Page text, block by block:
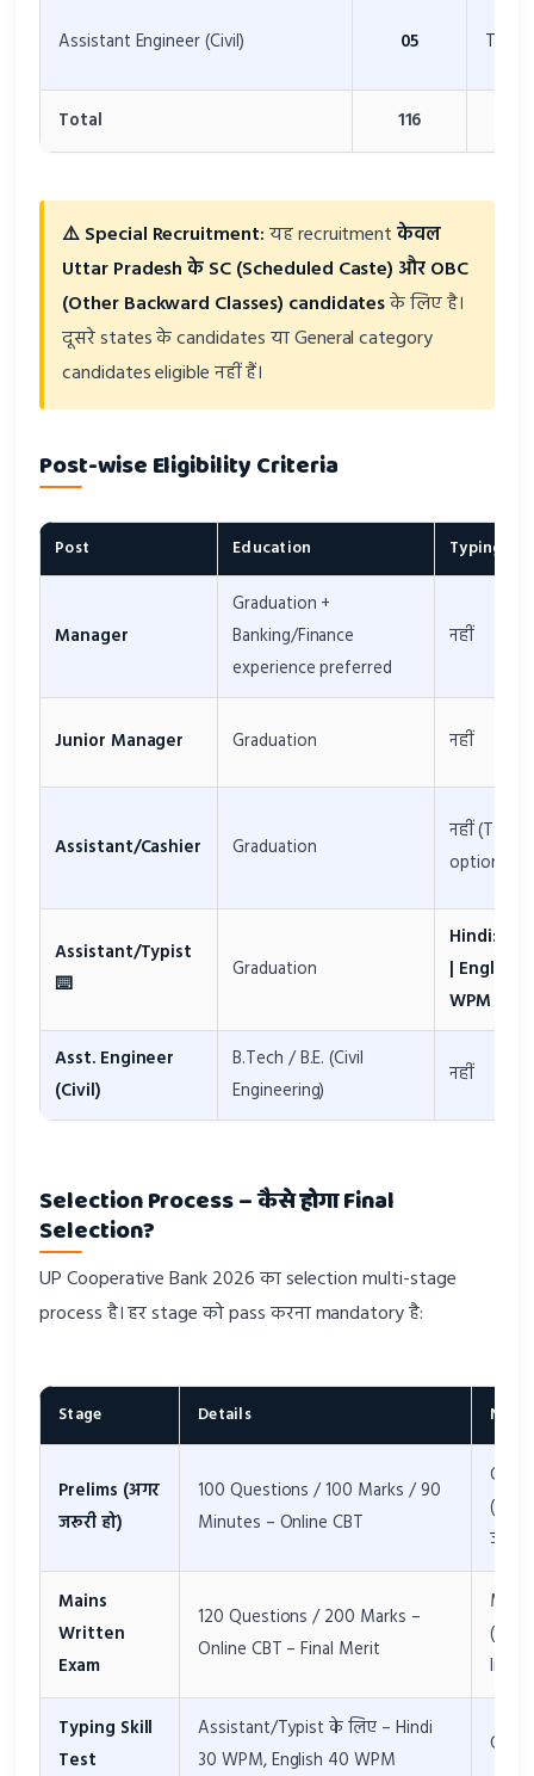
Assistant Engineer (Civil) 05
Total 116
⚠️ Special Recruitment:यह recruitmentकेवल
Uttar Pradesh के SC (Scheduled Caste) और OBC
(Other Backward Classes) candidatesके लिए है।
दूसरे states के candidates या General category
candidates eligible नहीं हैं।
Post-wise Eligibility Criteria
Post Education Typing /
Manager
Graduation +
Banking/Finance
experience preferred
नहीं
Junior Manager Graduation नहीं
Assistant/Cashier Graduation
नहीं (Typing
optional)
Assistant/Typist
⌨️
Graduation
Hindi: 30
| English:
WPM
Asst. Engineer
(Civil)
B.Tech / B.E. (Civil
Engineering)
नहीं
Selection Process – कैसे होगा Final
Selection?
UP Cooperative Bank 2026 का selection multi-stage
process है। हर stage को pass करना mandatory है:
Stage Details
Prelims (अगर
जरूरी हो)
100 Questions / 100 Marks / 90
Minutes – Online CBT
जुड़ेगा)
Mains
Written
Exam
120 Questions / 200 Marks –
Online CBT – Final Merit
Typing Skill
Test
Assistant/Typist के लिए – Hindi
30 WPM, English 40 WPM